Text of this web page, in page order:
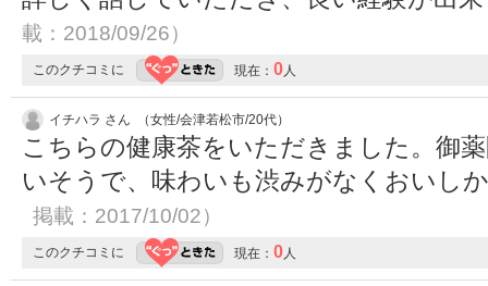
載：2018/09/26）
このクチコミに 現在： 0人
イチハラ さん （女性/会津若松市/20代）
こちらの健康茶をいただきました。御
いそうで、味わいも渋みがなくおいし
掲載：2017/10/02）
このクチコミに 現在： 0人